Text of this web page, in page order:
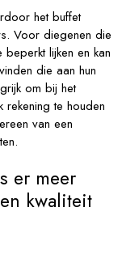
het buffet
Voor diegenen die
lijken en kan
die aan hun
om bij het
rekening te houden
van een
er meer
kwaliteit